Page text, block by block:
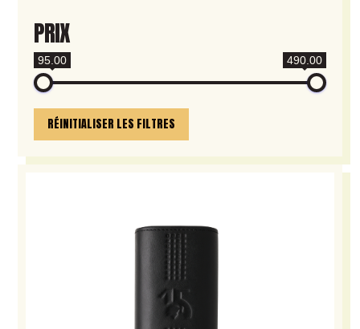
PRIX
95.00 490.00
RÉINITIALISER LES FILTRES